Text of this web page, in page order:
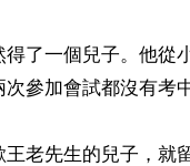
了一個兒子。他從
參加會試都沒有考中
老先生的兒子，就